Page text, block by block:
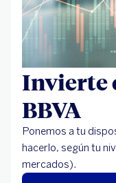
Invierte
BBVA
Ponemos a tu
hacerlo, según tu
mercados).